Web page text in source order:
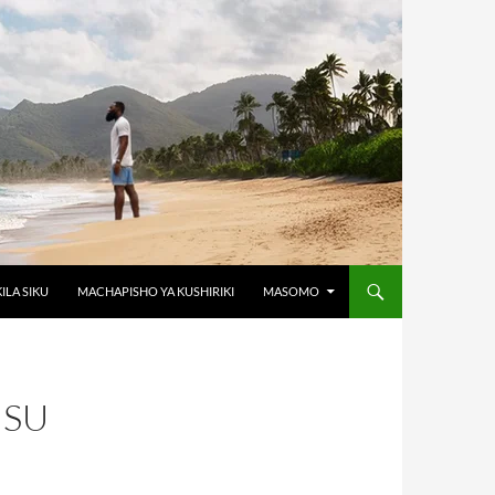
SIKU MACHAPISHO YA KUSHIRIKI MASOMO